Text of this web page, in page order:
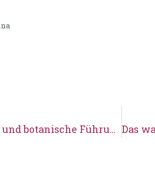
Mühlenputz und botanische Führung